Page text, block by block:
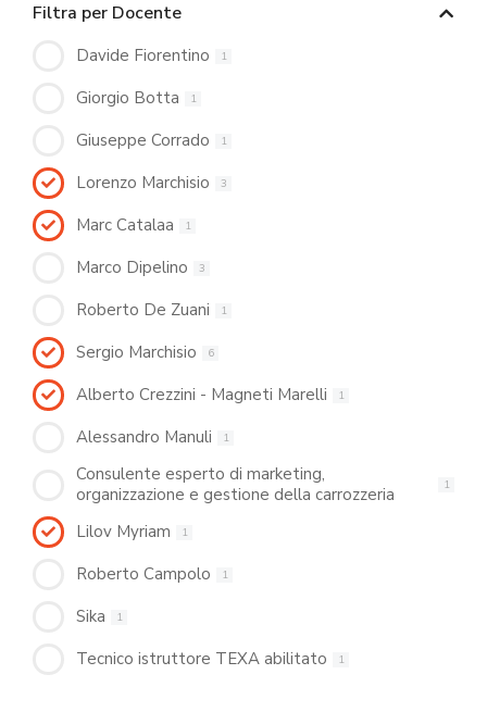
Filtra per Docente
Davide Fiorentino 1
Giorgio Botta 1
Giuseppe Corrado 1
Lorenzo Marchisio 3
Marc Catalaa 1
Marco Dipelino 3
Roberto De Zuani 1
Sergio Marchisio 6
Alberto Crezzini - Magneti Marelli 1
Alessandro Manuli 1
Consulente esperto di marketing,
organizzazione e gestione della carrozzeria
1
Lilov Myriam 1
Roberto Campolo 1
Sika 1
Tecnico istruttore TEXA abilitato 1